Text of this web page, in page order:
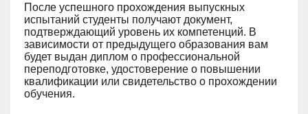
После успешного прохождения выпускных
испытаний студенты получают документ,
подтверждающий уровень их компетенций. В
зависимости от предыдущего образования вам
будет выдан диплом о профессиональной
переподготовке, удостоверение о повышении
квалификации или свидетельство о прохождении
обучения.